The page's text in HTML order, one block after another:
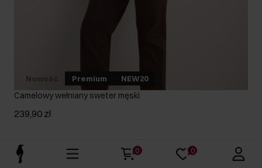
Nowość Premium NEW20
Camelowy wełniany sweter męski
239,90 zł
0 0